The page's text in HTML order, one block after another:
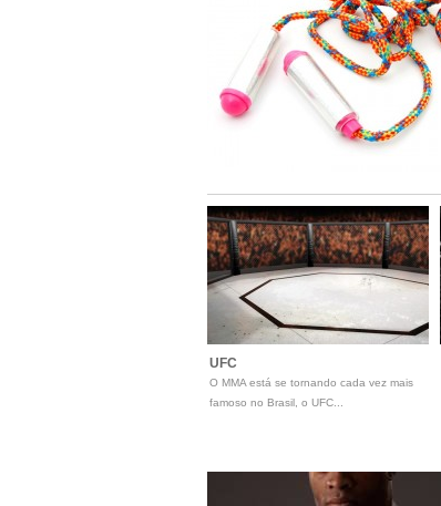
UFC
O MMA está se tornando cada vez mais
famoso no Brasil, o UFC...